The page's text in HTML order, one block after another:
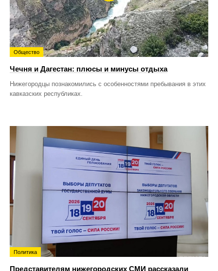
Общество
Чечня и Дагестан: плюсы и минусы отдыха
Нижегородцы познакомились с особенностями пребывания в этих
кавказских республиках.
Политика
Представителям нижегородских СМИ рассказали